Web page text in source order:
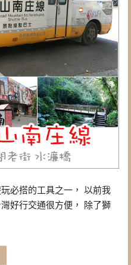
必搭的工具之一， 以前我
好行交通很方便， 除了獅